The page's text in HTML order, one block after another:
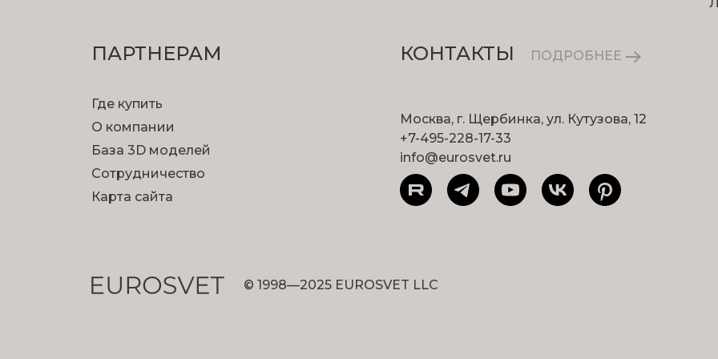
ПАРТНЕРАМ
Где купить
О компании
База 3D моделей
Сотрудничество
Карта сайта
КОНТАКТЫ ПОДРОБНЕЕ
Москва, г. Щербинка, ул. Кутузова, 12
+7-495-228-17-33
info@eurosvet.ru
© 1998—2025 EUROSVET LLC